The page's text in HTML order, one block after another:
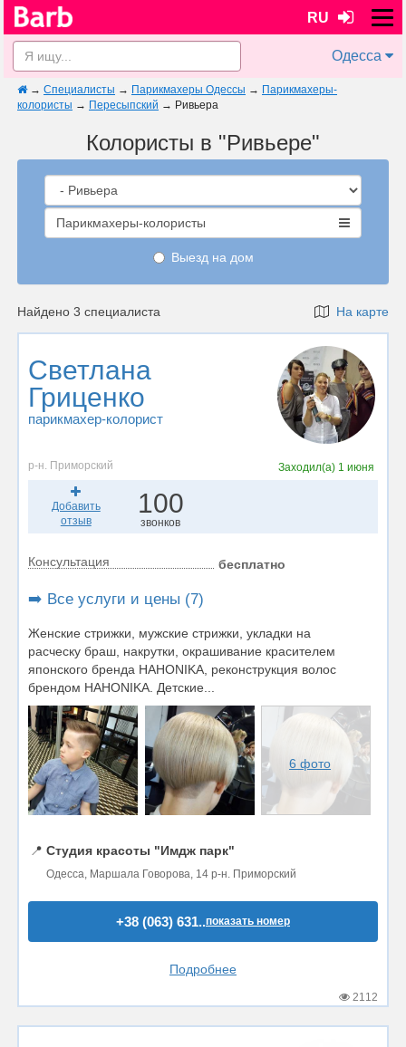
RU
Одесса
→ Специалисты → Парикмахеры Одессы → Парикмахеры-
колористы → Пересыпский → Ривьера
Колористы в "Ривьере"
Парикмахеры-колористы
Выезд на дом
Найдено 3 специалиста На карте
Светлана
Гриценко
парикмахер-колорист
р-н. Приморский Заходил(а) 1 июня
Добавить
отзыв
100
звонков
Консультация бесплатно
➡️ Все услуги и цены (7)
Женские стрижки, мужские стрижки, укладки на
расческу браш, накрутки, окрашивание красителем
японского бренда НАНОNIKA, реконструкция волос
брендом HAHONIKA. Детские...
6 фото
📍 Студия красоты "Имдж парк"
Одесса, Маршала Говорова, 14 р-н. Приморский
+38 (063) 631..показать номер
Подробнее
2112